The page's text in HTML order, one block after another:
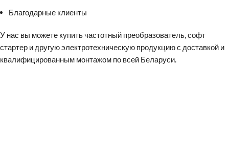
Благодарные клиенты
У нас вы можете купить частотный преобразователь,софт
стартер и другую электротехническую продукцию с доставкой и
квалифицированным монтажом по всей Беларуси.